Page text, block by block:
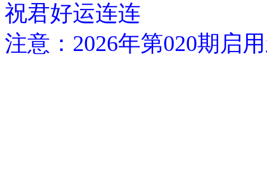
祝君好运连连
注意：2026年第020期启